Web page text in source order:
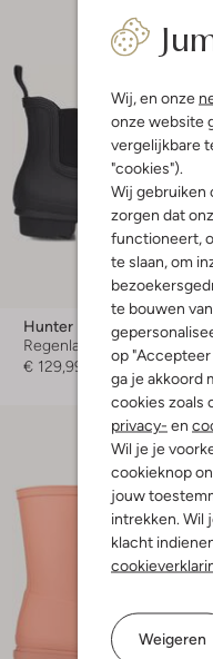
Wij, en onze
onze website
vergelijkbare
"cookies").
Wij gebruiken
zorgen dat
functioneert,
te slaan, om
te bouwen
op "Accepteer
ga je akkoord
cookies zoals
privacy- en
Wil je je
cookieknop
jouw
intrekken. Wil
klacht
Weigeren
Hunter
Regenlaarzen
€ 129,99